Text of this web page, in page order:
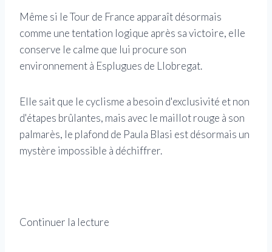
Même si le Tour de France apparaît désormais
comme une tentation logique après sa victoire, elle
conserve le calme que lui procure son
environnement à Esplugues de Llobregat.
Elle sait que le cyclisme a besoin d'exclusivité et non
d'étapes brûlantes, mais avec le maillot rouge à son
palmarès, le plafond de Paula Blasi est désormais un
mystère impossible à déchiffrer.
Continuer la lecture